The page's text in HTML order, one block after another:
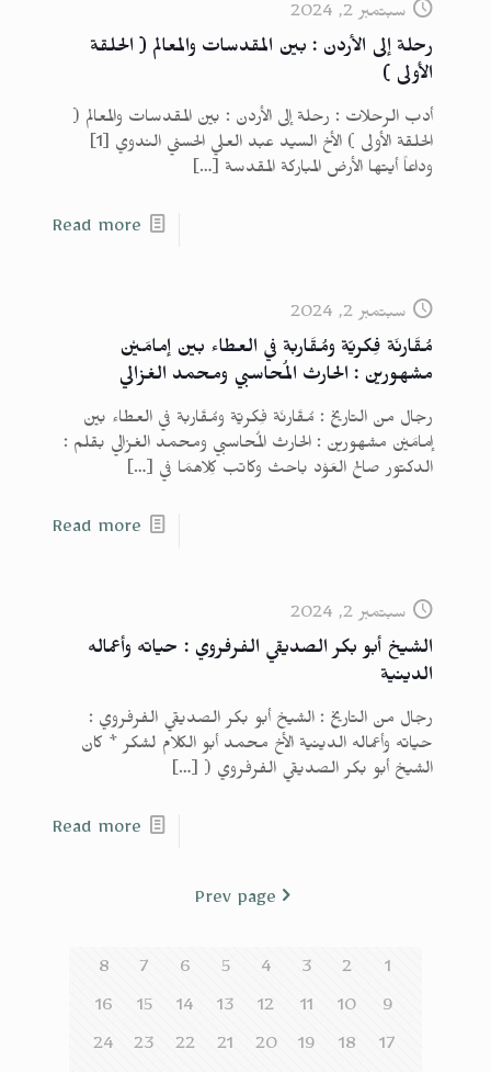
سبتمبر 2, 2024
رحلة إلى الأردن : بين المقدسات والمعالم ( الحلقة
الأولى )
أدب الرحلات : رحلة إلى الأردن : بين المقدسات والمعالم (
الحلقة الأولى ) الأخ السيد عبد العلي الحسني الندوي [1]
وداعاً أيتها الأرض المباركة المقدسة […]
Read more
سبتمبر 2, 2024
مُقَارنَة فِكريّة ومُقَاربة في العطاء بين إمامَيْن
مشهورين : الحارث المُحاسبي ومحمد الغزالي
رجال من التاريخ : مُقَارنَة فِكريّة ومُقَاربة في العطاء بين
إمامَيْن مشهورين : الحارث المُحاسبي ومحمد الغزالي بقلم :
الدكتور صالح العَوْد باحث وكاتب كِلاهمَا في […]
Read more
سبتمبر 2, 2024
الشيخ أبو بكر الصديقي الفرفروي : حياته وأعماله
الدينية
رجال من التاريخ : الشيخ أبو بكر الصديقي الفرفروي :
حياته وأعماله الدينية الأخ محمد أبو الكلام لشكر * كان
الشيخ أبو بكر الصديقي الفرفروي ( […]
Read more
Prev page
1
2
3
4
5
6
7
8
9
10
11
12
13
14
15
16
17
18
19
20
21
22
23
24